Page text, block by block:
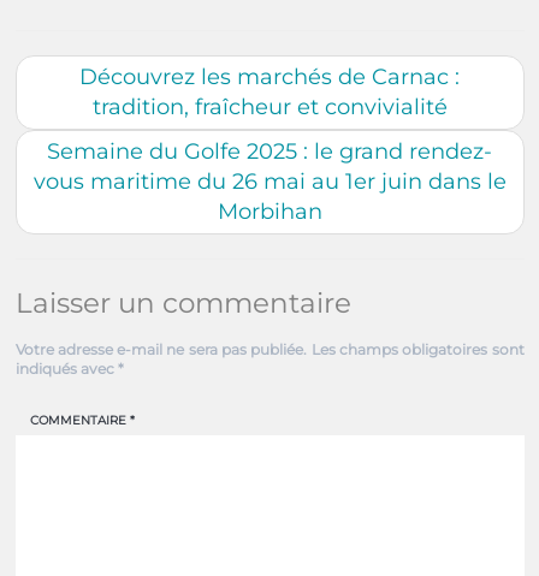
Découvrez les marchés de Carnac :
tradition, fraîcheur et convivialité
Semaine du Golfe 2025 : le grand rendez-
vous maritime du 26 mai au 1er juin dans le
Morbihan
Laisser un commentaire
Votre adresse e-mail ne sera pas publiée. Les champs obligatoires sont
indiqués avec *
COMMENTAIRE *